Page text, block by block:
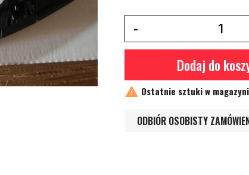
Dodaj do
 Ostatnie sztuki w
ODBIÓR OSOBISTY